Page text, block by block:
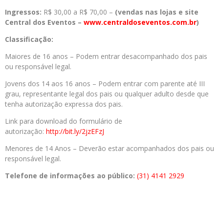
Ingressos: R$ 30,00 a R$ 70,00 – (vendas nas lojas e site
Central dos Eventos – www.centraldoseventos.com.br)
Classificação:
Maiores de 16 anos – Podem entrar desacompanhado dos pais
ou responsável legal.
Jovens dos 14 aos 16 anos – Podem entrar com parente até III
grau, representante legal dos pais ou qualquer adulto desde que
tenha autorização expressa dos pais.
Link para download do formulário de
autorização: http://bit.ly/2jzEFzJ
Menores de 14 Anos – Deverão estar acompanhados dos pais ou
responsável legal.
Telefone de informações ao público: (31) 4141 2929